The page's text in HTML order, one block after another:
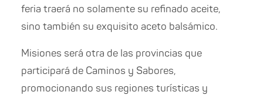
feria traerá no solamente su refinado aceite,
sino también su exquisito aceto balsámico.
Misiones será otra de las provincias que
participará de Caminos y Sabores,
promocionando sus regiones turísticas y